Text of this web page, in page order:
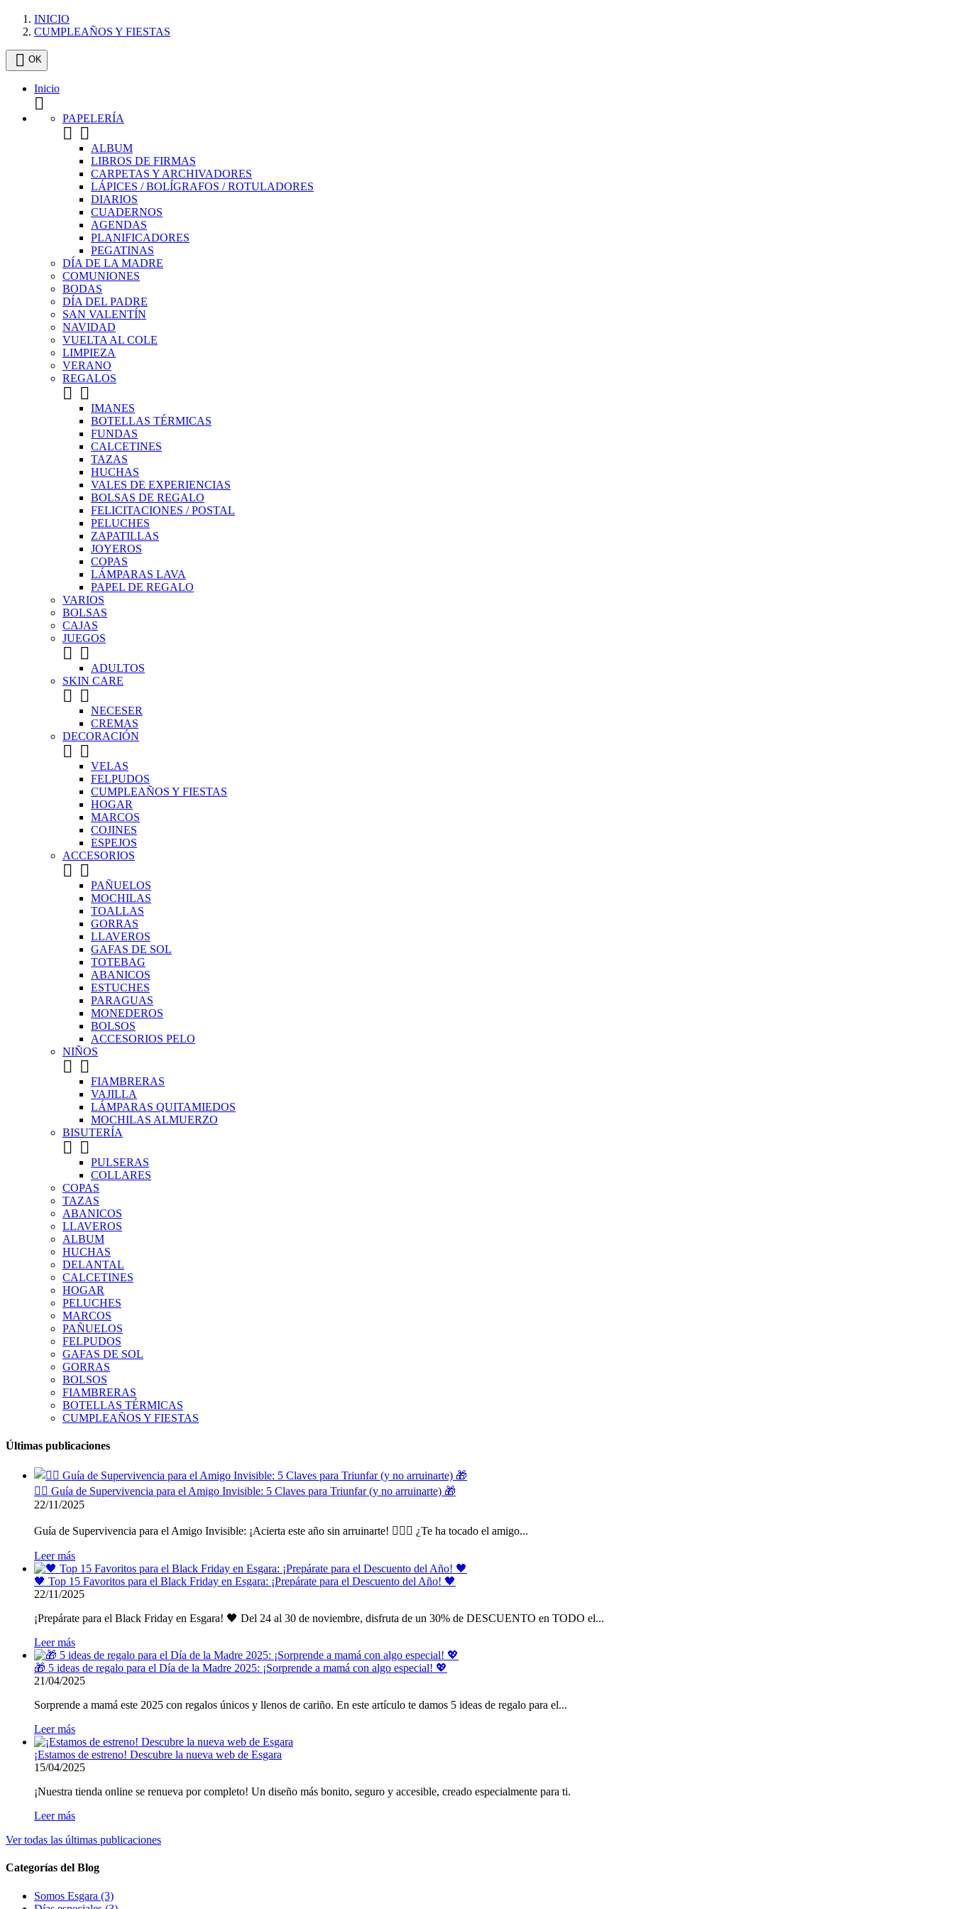
INICIO
CUMPLEAÑOS Y FIESTAS
 OK
Inicio

PAPELERÍA
 
ALBUM
LIBROS DE FIRMAS
CARPETAS Y ARCHIVADORES
LÁPICES / BOLÍGRAFOS / ROTULADORES
DIARIOS
CUADERNOS
AGENDAS
PLANIFICADORES
PEGATINAS
DÍA DE LA MADRE
COMUNIONES
BODAS
DÍA DEL PADRE
SAN VALENTÍN
NAVIDAD
VUELTA AL COLE
LIMPIEZA
VERANO
REGALOS
 
IMANES
BOTELLAS TÉRMICAS
FUNDAS
CALCETINES
TAZAS
HUCHAS
VALES DE EXPERIENCIAS
BOLSAS DE REGALO
FELICITACIONES / POSTAL
PELUCHES
ZAPATILLAS
JOYEROS
COPAS
LÁMPARAS LAVA
PAPEL DE REGALO
VARIOS
BOLSAS
CAJAS
JUEGOS
 
ADULTOS
SKIN CARE
 
NECESER
CREMAS
DECORACIÓN
 
VELAS
FELPUDOS
CUMPLEAÑOS Y FIESTAS
HOGAR
MARCOS
COJINES
ESPEJOS
ACCESORIOS
 
PAÑUELOS
MOCHILAS
TOALLAS
GORRAS
LLAVEROS
GAFAS DE SOL
TOTEBAG
ABANICOS
ESTUCHES
PARAGUAS
MONEDEROS
BOLSOS
ACCESORIOS PELO
NIÑOS
 
FIAMBRERAS
VAJILLA
LÁMPARAS QUITAMIEDOS
MOCHILAS ALMUERZO
BISUTERÍA
 
PULSERAS
COLLARES
COPAS
TAZAS
ABANICOS
LLAVEROS
ALBUM
HUCHAS
DELANTAL
CALCETINES
HOGAR
PELUCHES
MARCOS
PAÑUELOS
FELPUDOS
GAFAS DE SOL
GORRAS
BOLSOS
FIAMBRERAS
BOTELLAS TÉRMICAS
CUMPLEAÑOS Y FIESTAS
Últimas publicaciones
🕵️‍♂️ Guía de Supervivencia para el Amigo Invisible: 5 Claves para Triunfar (y no arruinarte) 🎁
22/11/2025
Guía de Supervivencia para el Amigo Invisible: ¡Acierta este año sin arruinarte! 🕵️‍♂️🎁 ¿Te ha tocado el amigo...
Leer más
🖤 Top 15 Favoritos para el Black Friday en Esgara: ¡Prepárate para el Descuento del Año! 🖤
22/11/2025
¡Prepárate para el Black Friday en Esgara! 🖤 Del 24 al 30 de noviembre, disfruta de un 30% de DESCUENTO en TODO el...
Leer más
🎁 5 ideas de regalo para el Día de la Madre 2025: ¡Sorprende a mamá con algo especial! 💖
21/04/2025
Sorprende a mamá este 2025 con regalos únicos y llenos de cariño. En este artículo te damos 5 ideas de regalo para el...
Leer más
¡Estamos de estreno! Descubre la nueva web de Esgara
15/04/2025
¡Nuestra tienda online se renueva por completo! Un diseño más bonito, seguro y accesible, creado especialmente para ti.
Leer más
Ver todas las últimas publicaciones
Categorías del Blog
Somos Esgara (3)